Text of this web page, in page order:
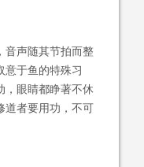
声随其节拍而整
意于鱼的特殊习
，眼睛都睁著不休
道者要用功，不可